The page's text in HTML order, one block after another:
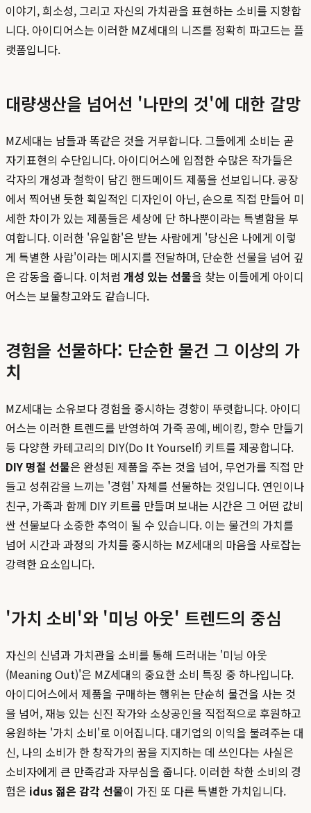
이야기, 희소성, 그리고 자신의 가치관을 표현하는 소비를 지향합
니다. 아이디어스는 이러한 MZ세대의 니즈를 정확히 파고드는 플
랫폼입니다.
대량생산을 넘어선 '나만의 것'에 대한 갈망
MZ세대는 남들과 똑같은 것을 거부합니다. 그들에게 소비는 곧
자기표현의 수단입니다. 아이디어스에 입점한 수많은 작가들은
각자의 개성과 철학이 담긴 핸드메이드 제품을 선보입니다. 공장
에서 찍어낸 듯한 획일적인 디자인이 아닌, 손으로 직접 만들어 미
세한 차이가 있는 제품들은 세상에 단 하나뿐이라는 특별함을 부
여합니다. 이러한 '유일함'은 받는 사람에게 '당신은 나에게 이렇
게 특별한 사람'이라는 메시지를 전달하며, 단순한 선물을 넘어 깊
은 감동을 줍니다. 이처럼 개성 있는 선물을 찾는 이들에게 아이디
어스는 보물창고와도 같습니다.
경험을 선물하다: 단순한 물건 그 이상의 가
치
MZ세대는 소유보다 경험을 중시하는 경향이 뚜렷합니다. 아이디
어스는 이러한 트렌드를 반영하여 가죽 공예, 베이킹, 향수 만들기
등 다양한 카테고리의 DIY(Do It Yourself) 키트를 제공합니다.
DIY 명절 선물은 완성된 제품을 주는 것을 넘어, 무언가를 직접 만
들고 성취감을 느끼는 '경험' 자체를 선물하는 것입니다. 연인이나
친구, 가족과 함께 DIY 키트를 만들며 보내는 시간은 그 어떤 값비
싼 선물보다 소중한 추억이 될 수 있습니다. 이는 물건의 가치를
넘어 시간과 과정의 가치를 중시하는 MZ세대의 마음을 사로잡는
강력한 요소입니다.
'가치 소비'와 '미닝 아웃' 트렌드의 중심
자신의 신념과 가치관을 소비를 통해 드러내는 '미닝 아웃
(Meaning Out)'은 MZ세대의 중요한 소비 특징 중 하나입니다.
아이디어스에서 제품을 구매하는 행위는 단순히 물건을 사는 것
을 넘어, 재능 있는 신진 작가와 소상공인을 직접적으로 후원하고
응원하는 '가치 소비'로 이어집니다. 대기업의 이익을 불려주는 대
신, 나의 소비가 한 창작가의 꿈을 지지하는 데 쓰인다는 사실은
소비자에게 큰 만족감과 자부심을 줍니다. 이러한 착한 소비의 경
험은 idus 젊은 감각 선물이 가진 또 다른 특별한 가치입니다.